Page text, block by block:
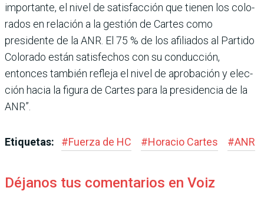
importante, el nivel de satis­facción que tienen los colo­
rados en relación a la gestión de Cartes como
presidente de la ANR. El 75 % de los afilia­dos al Partido
Colorado están satisfechos con su conduc­ción,
entonces también refleja el nivel de aprobación y elec­
ción hacia la figura de Car­tes para la presidencia de la
ANR”.
Etiquetas: #Fuerza de HC #Horacio Cartes #ANR
Déjanos tus comentarios en Voiz